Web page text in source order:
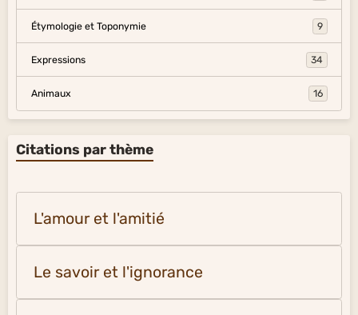
Étymologie et Toponymie 9
Expressions 34
Animaux 16
Citations par thème
L'amour et l'amitié
Le savoir et l'ignorance